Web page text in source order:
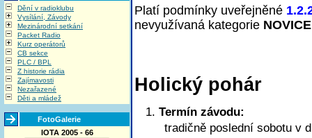
Dění v radioklubu
Vysílání, Závody
Mezinárodní setkání
Packet Radio
Kurz operátorů
CB sekce
PLC / BPL
Z historie rádia
Zajímavosti
Nezařazené
Děti a mládež
FotoGalerie
IOTA 2005 - 66
Platí podmínky uveřejněné
nevyužívaná kategorie NOVICE
Holický pohár
Termín závodu:
tradičně poslední sobotu v